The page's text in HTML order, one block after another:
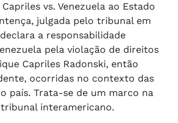
vs. Venezuela ao Estado
julgada pelo tribunal em
a responsabilidade
pela violação de direitos
Capriles Radonski, então
ocorridas no contexto das
país. Trata-se de um marco na
interamericano.